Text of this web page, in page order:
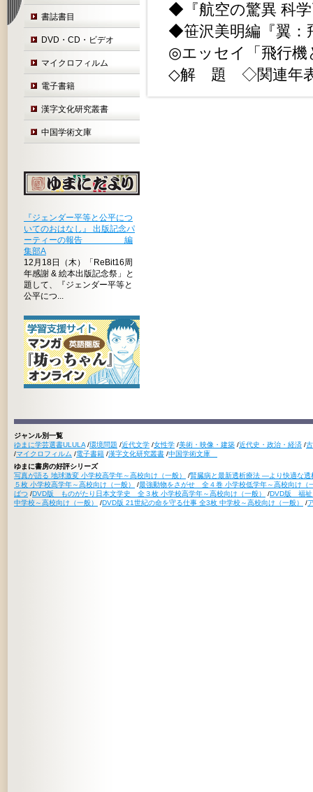
書誌書目
DVD・CD・ビデオ
マイクロフィルム
電子書籍
漢字文化研究叢書
中国学術文庫
『ジェンダー平等と公平につ
いてのおはなし』 出版記念パ
ーティーの報告 編
集部A
12月18日（木）「ReBit16周
年感謝 & 絵本出版記念祭」と
題して、『ジェンダー平等と
公平につ...
◆『航空の驚異 科
◆笹沢美明編『翼
◎エッセイ「飛行機
◇解 題 ◇関連年
ジャンル別一覧
ゆまに学芸選書ULULA /環境問題 /近代文学 /女性学 /美術・映像・建築 /近代史・政治・経済 /
/マイクロフィルム /電子書籍 /漢字文化研究叢書 /中国学術文庫
ゆまに書房の好評シリーズ
写真が語る 地球激変 小学校高学年～高校向け（一般）
/腎臓病と最新透析療法 ―より快適な
５枚 小学校高学年～高校向け（一般）
/最強動物をさがせ 全４巻 小学校低学年～高校向け（
ばつ /DVD版 ものがたり日本文学史 全３枚 小学校高学年～高校向け（一般） /DVD版 福祉
中学校～高校向け（一般）
/DVD版 21世紀の命を守る仕事 全3枚 中学校～高校向け（一般） /